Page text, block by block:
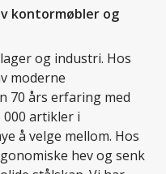
kontormøbler og
og industri. Hos
moderne
70 års erfaring med
artikler i
å velge mellom. Hos
hev og senk